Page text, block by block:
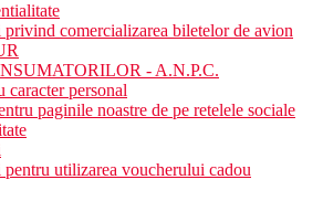
comercializarea biletelor de avion
- A.N.P.C.
caracter personal
paginile noastre de pe retelele sociale
utilizarea voucherului cadou